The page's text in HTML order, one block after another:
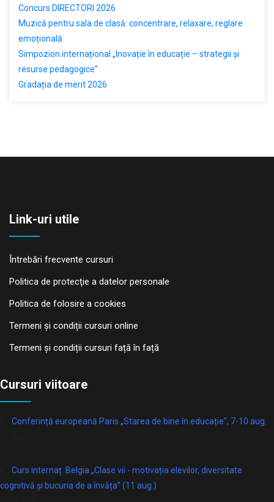
Concurs DIRECTORI 2026
Muzică pentru sala de clasă: concentrare, relaxare, reglare
emoțională
Simpozion internațional „Inovație în educație – strategii și
resurse pedagogice”
Gradația de merit 2026
Link-uri utile
Întrebări frecvente cursuri
Politica de protecţie a datelor personale
Politica de folosire a cookies
Termeni și condiții cursuri online
Termeni și condiții cursuri față în față
Cursuri viitoare
Conferință europeană Paris „Starea de bine în educație”, 7-10 aug.
Curs internaț. Belgia „Clase vii - motivația elevilor, diversitate
cognitivă și bucuria de a învăța” (11 aug.)